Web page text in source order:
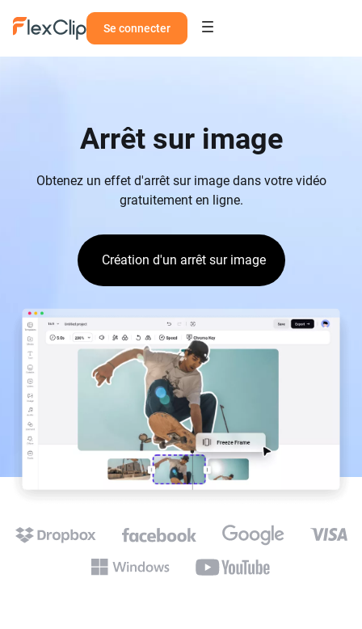
Se connecter
Arrêt sur image
Obtenez un effet d'arrêt sur image dans votre vidéo
gratuitement en ligne.
Création d'un arrêt sur image